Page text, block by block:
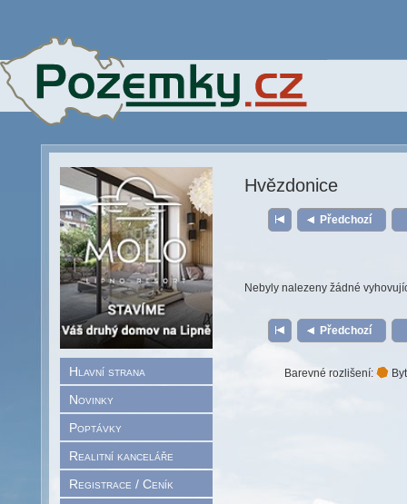
Hlavní strana
Novinky
Poptávky
Realitní kanceláře
Registrace / Ceník
Hvězdonice
Předchozí
Nebyly nalezeny žádné
Předchozí
Barevné rozlišení: